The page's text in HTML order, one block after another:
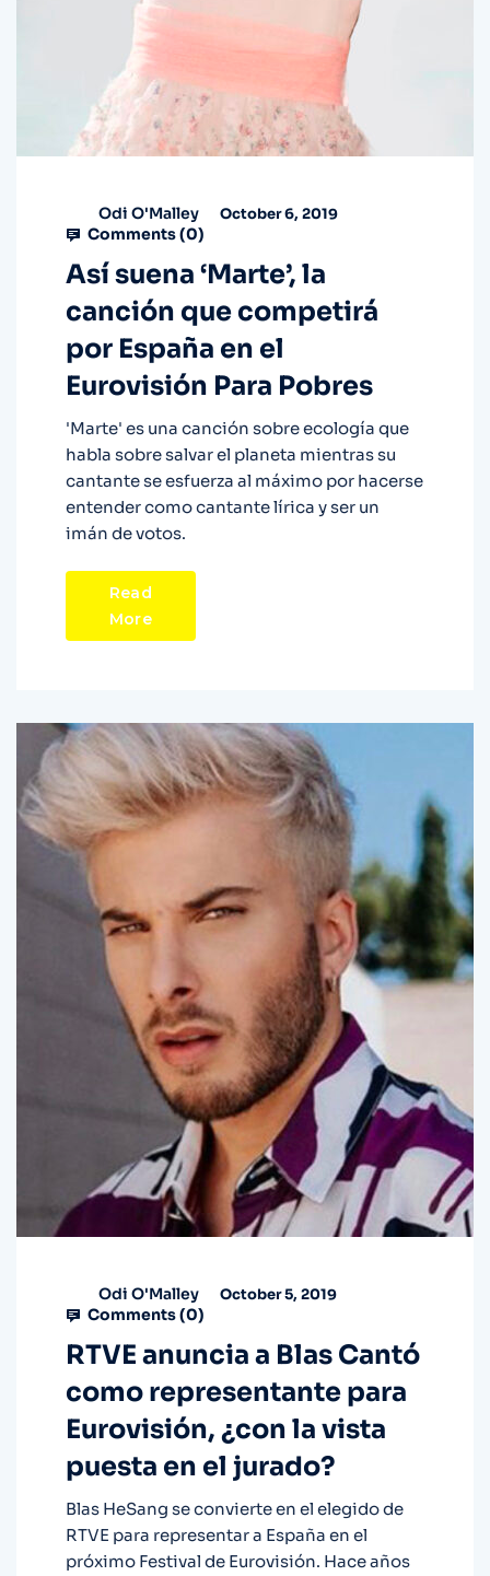
Odi O'Malley October 6, 2019
Comments (0)
Así suena ‘Marte’, la
canción que competirá
por España en el
Eurovisión Para Pobres
'Marte' es una canción sobre ecología que
habla sobre salvar el planeta mientras su
cantante se esfuerza al máximo por hacerse
entender como cantante lírica y ser un
imán de votos.
Read
More
Odi O'Malley October 5, 2019
Comments (0)
RTVE anuncia a Blas Cantó
como representante para
Eurovisión, ¿con la vista
puesta en el jurado?
Blas HeSang se convierte en el elegido de
RTVE para representar a España en el
próximo Festival de Eurovisión. Hace años